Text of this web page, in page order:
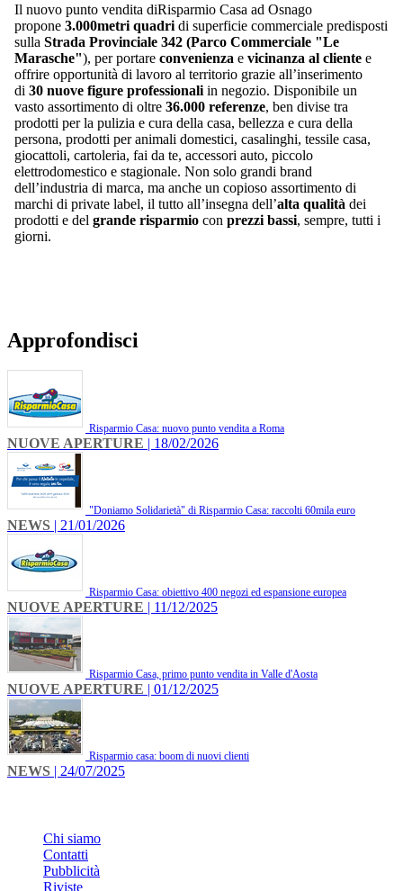
Il nuovo punto vendita diRisparmio Casa ad Osnago
propone 3.000metri quadri di superficie commerciale predisposti
sulla Strada Provinciale 342 (Parco Commerciale "Le
Marasche"), per portare convenienza e vicinanza al cliente e
offrire opportunità di lavoro al territorio grazie all’inserimento
di 30 nuove figure professionali in negozio. Disponibile un
vasto assortimento di oltre 36.000 referenze, ben divise tra
prodotti per la pulizia e cura della casa, bellezza e cura della
persona, prodotti per animali domestici, casalinghi, tessile casa,
giocattoli, cartoleria, fai da te, accessori auto, piccolo
elettrodomestico e stagionale. Non solo grandi brand
dell’industria di marca, ma anche un copioso assortimento di
marchi di private label, il tutto all’insegna dell’alta qualità dei
prodotti e del grande risparmio con prezzi bassi, sempre, tutti i
giorni.
Approfondisci
Risparmio Casa: nuovo punto vendita a Roma
NUOVE APERTURE | 18/02/2026
"Doniamo Solidarietà" di Risparmio Casa: raccolti 60mila euro
NEWS | 21/01/2026
Risparmio Casa: obiettivo 400 negozi ed espansione europea
NUOVE APERTURE | 11/12/2025
Risparmio Casa, primo punto vendita in Valle d'Aosta
NUOVE APERTURE | 01/12/2025
Risparmio casa: boom di nuovi clienti
NEWS | 24/07/2025
Chi siamo
Contatti
Pubblicità
Riviste